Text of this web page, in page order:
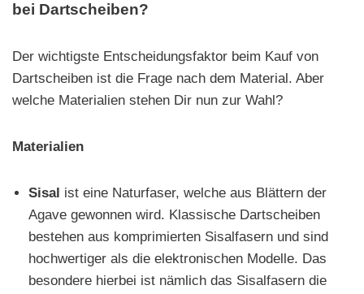
bei Dartscheiben?
Der wichtigste Entscheidungsfaktor beim Kauf von
Dartscheiben ist die Frage nach dem Material. Aber
welche Materialien stehen Dir nun zur Wahl?
Materialien
Sisal ist eine Naturfaser, welche aus Blättern der
Agave gewonnen wird. Klassische Dartscheiben
bestehen aus komprimierten Sisalfasern und sind
hochwertiger als die elektronischen Modelle. Das
besondere hierbei ist nämlich das Sisalfasern die